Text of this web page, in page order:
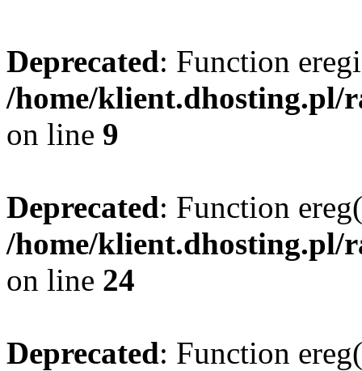
Deprecated: Function
/home/klient.dhosting.pl/
on line 9
Deprecated: Function
/home/klient.dhosting.pl/
on line 24
Deprecated: Function